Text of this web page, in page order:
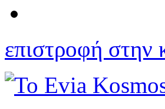
επιστροφή στην